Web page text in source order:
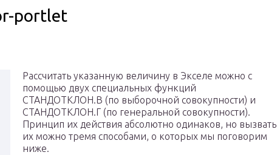
portlet
Рассчитать указанную величину в Экселе можно с
помощью двух специальных функций
СТАНДОТКЛОН.В (по выборочной совокупности) и
СТАНДОТКЛОН.Г (по генеральной совокупности).
Принцип их действия абсолютно одинаков, но вызвать
их можно тремя способами, о которых мы поговорим
ниже.